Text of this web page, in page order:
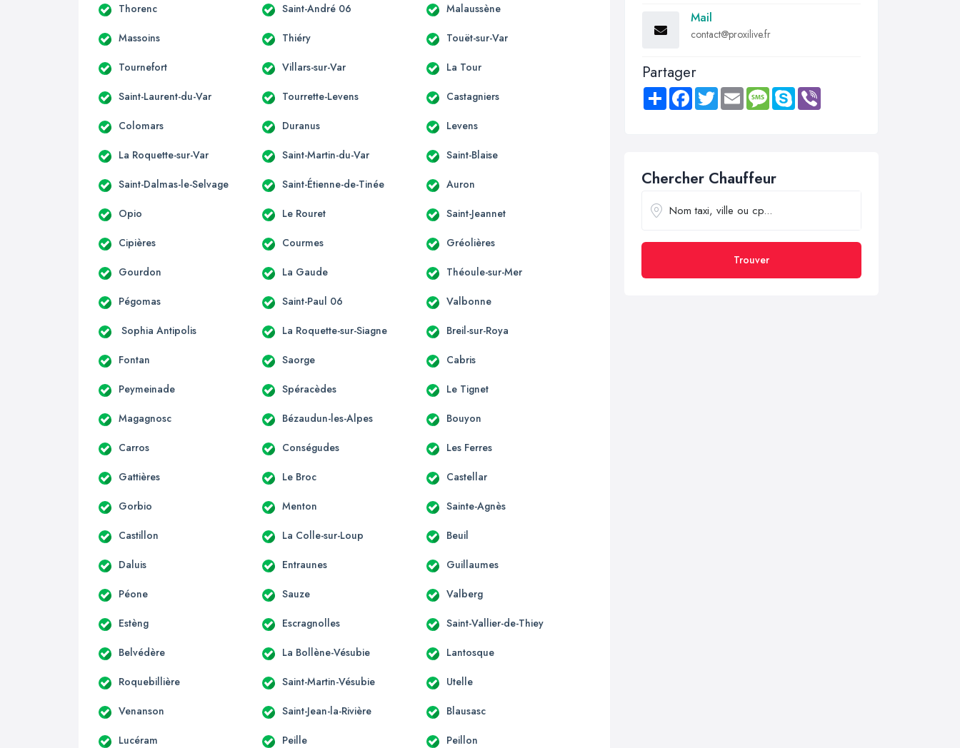
Thorenc Saint-André 06 Malaussène
Massoins Thiéry Touët-sur-Var
Tournefort Villars-sur-Var La Tour
Saint-Laurent-du-Var Tourrette-Levens Castagniers
Colomars Duranus Levens
La Roquette-sur-Var Saint-Martin-du-Var Saint-Blaise
Saint-Dalmas-le-Selvage Saint-Étienne-de-Tinée Auron
Opio Le Rouret Saint-Jeannet
Cipières Courmes Gréolières
Gourdon La Gaude Théoule-sur-Mer
Pégomas Saint-Paul 06 Valbonne
Sophia Antipolis La Roquette-sur-Siagne Breil-sur-Roya
Fontan Saorge Cabris
Peymeinade Spéracèdes Le Tignet
Magagnosc Bézaudun-les-Alpes Bouyon
Carros Conségudes Les Ferres
Gattières Le Broc Castellar
Gorbio Menton Sainte-Agnès
Castillon La Colle-sur-Loup Beuil
Daluis Entraunes Guillaumes
Péone Sauze Valberg
Estèng Escragnolles Saint-Vallier-de-Thiey
Belvédère La Bollène-Vésubie Lantosque
Roquebillière Saint-Martin-Vésubie Utelle
Venanson Saint-Jean-la-Rivière Blausasc
Lucéram Peille Peillon
Mail
contact@proxilive.fr
Partager
Share FacebookTwitter Email MessageSkype
Chercher Chauffeur
Trouver